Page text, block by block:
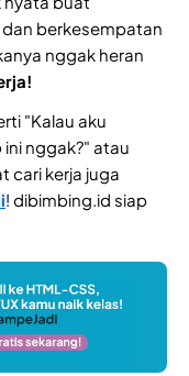
dan berkesempatan
nggak heran
"Kalau aku
ini nggak?" atau
cari kerja juga
! dibimbing.id siap